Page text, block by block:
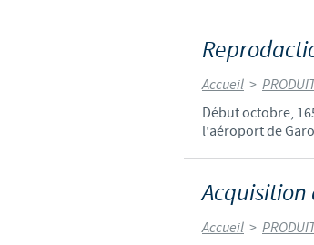
Accueil >
Début octobre,
l’aéroport de
Accueil >